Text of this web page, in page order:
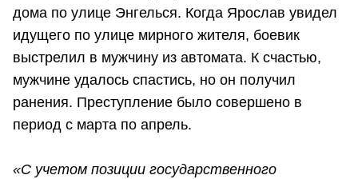
дома по улице Энгелься. Когда Ярослав увидел
идущего по улице мирного жителя, боевик
выстрелил в мужчину из автомата. К счастью,
мужчине удалось спастись, но он получил
ранения. Преступление было совершено в
период с марта по апрель.
«С учетом позиции государственного